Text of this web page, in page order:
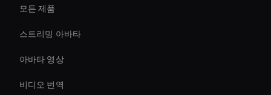
모든 제품
스트리밍 아바타
아바타 영상
비디오 번역